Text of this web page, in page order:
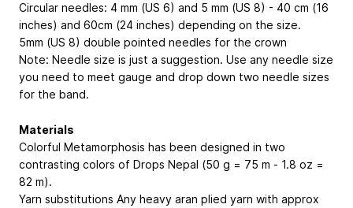
Circular needles: 4 mm (US 6) and 5 mm (US 8) - 40 cm (16
inches) and 60cm (24 inches) depending on the size.
5mm (US 8) double pointed needles for the crown
Note: Needle size is just a suggestion. Use any needle size
you need to meet gauge and drop down two needle sizes
for the band.
Materials
Colorful Metamorphosis has been designed in two
contrasting colors of Drops Nepal (50 g = 75 m - 1.8 oz =
82 m).
Yarn substitutions Any heavy aran plied yarn with approx